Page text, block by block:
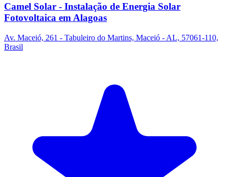
Camel Solar - Instalação de Energia Solar
Fotovoltaica em Alagoas
Av. Maceió, 261 - Tabuleiro do Martins, Maceió - AL, 57061-110,
Brasil